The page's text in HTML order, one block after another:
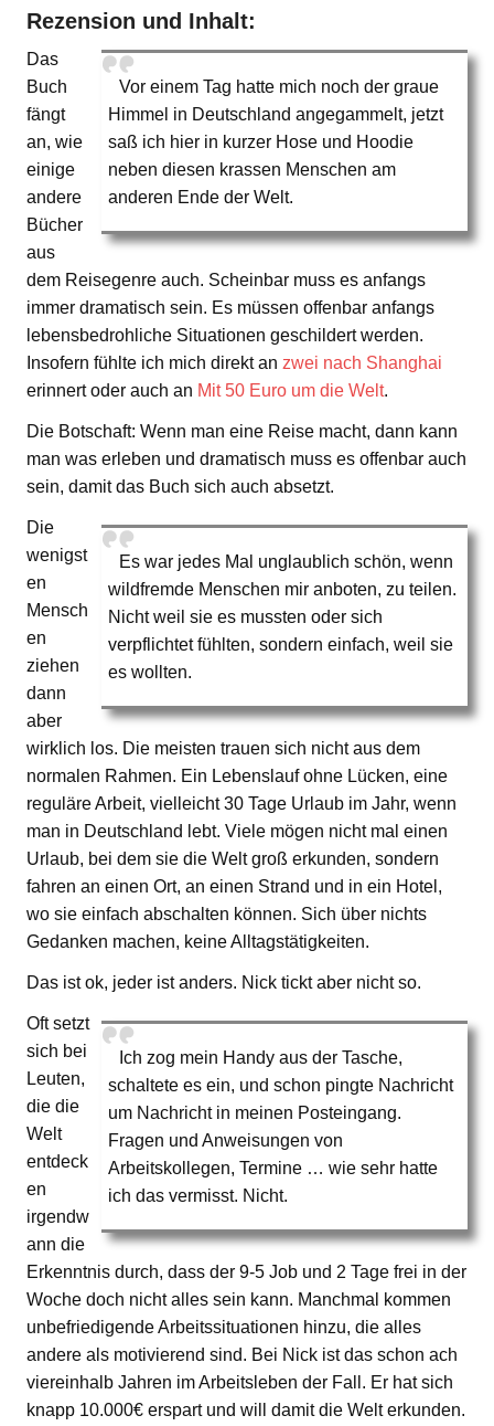
Rezension und Inhalt:
Vor einem Tag hatte mich noch der graue
Himmel in Deutschland angegammelt, jetzt
saß ich hier in kurzer Hose und Hoodie
neben diesen krassen Menschen am
anderen Ende der Welt.
Das
Buch
fängt
an, wie
einige
andere
Bücher
aus
dem Reisegenre auch. Scheinbar muss es anfangs
immer dramatisch sein. Es müssen offenbar anfangs
lebensbedrohliche Situationen geschildert werden.
Insofern fühlte ich mich direkt an zwei nach Shanghai
erinnert oder auch an Mit 50 Euro um die Welt.
Die Botschaft: Wenn man eine Reise macht, dann kann
man was erleben und dramatisch muss es offenbar auch
sein, damit das Buch sich auch absetzt.
Es war jedes Mal unglaublich schön, wenn
wildfremde Menschen mir anboten, zu teilen.
Nicht weil sie es mussten oder sich
verpflichtet fühlten, sondern einfach, weil sie
es wollten.
Die
wenigst
en
Mensch
en
ziehen
dann
aber
wirklich los. Die meisten trauen sich nicht aus dem
normalen Rahmen. Ein Lebenslauf ohne Lücken, eine
reguläre Arbeit, vielleicht 30 Tage Urlaub im Jahr, wenn
man in Deutschland lebt. Viele mögen nicht mal einen
Urlaub, bei dem sie die Welt groß erkunden, sondern
fahren an einen Ort, an einen Strand und in ein Hotel,
wo sie einfach abschalten können. Sich über nichts
Gedanken machen, keine Alltagstätigkeiten.
Das ist ok, jeder ist anders. Nick tickt aber nicht so.
Ich zog mein Handy aus der Tasche,
schaltete es ein, und schon pingte Nachricht
um Nachricht in meinen Posteingang.
Fragen und Anweisungen von
Arbeitskollegen, Termine … wie sehr hatte
ich das vermisst. Nicht.
Oft setzt
sich bei
Leuten,
die die
Welt
entdeck
en
irgendw
ann die
Erkenntnis durch, dass der 9-5 Job und 2 Tage frei in der
Woche doch nicht alles sein kann. Manchmal kommen
unbefriedigende Arbeitssituationen hinzu, die alles
andere als motivierend sind. Bei Nick ist das schon ach
viereinhalb Jahren im Arbeitsleben der Fall. Er hat sich
knapp 10.000€ erspart und will damit die Welt erkunden.